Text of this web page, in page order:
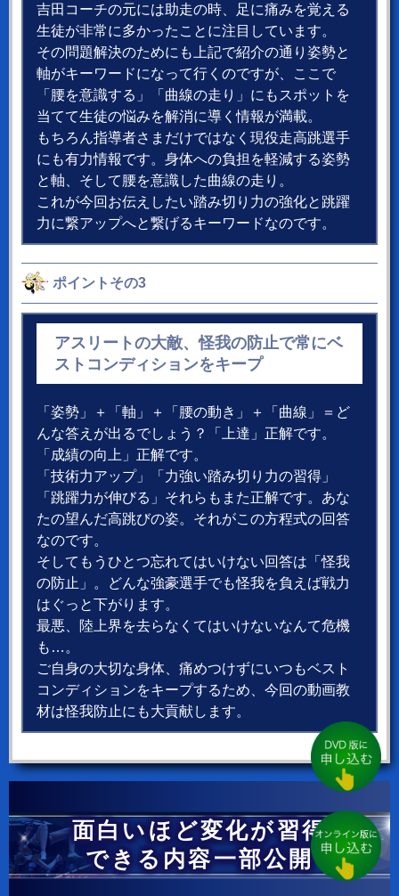
吉田コーチの元には助走の時、足に痛みを覚える
生徒が非常に多かったことに注目しています。
その問題解決のためにも上記で紹介の通り姿勢と
軸がキーワードになって行くのですが、ここで
「腰を意識する」「曲線の走り」にもスポットを
当てて生徒の悩みを解消に導く情報が満載。
もちろん指導者さまだけではなく現役走高跳選手
にも有力情報です。身体への負担を軽減する姿勢
と軸、そして腰を意識した曲線の走り。
これが今回お伝えしたい踏み切り力の強化と跳躍
力に繋アップへと繋げるキーワードなのです。
ポイントその3
アスリートの大敵、怪我の防止で常にベ
ストコンディションをキープ
「姿勢」＋「軸」＋「腰の動き」＋「曲線」＝ど
んな答えが出るでしょう？「上達」正解です。
「成績の向上」正解です。
「技術力アップ」「力強い踏み切り力の習得」
「跳躍力が伸びる」それらもまた正解です。あな
たの望んだ高跳びの姿。それがこの方程式の回答
なのです。
そしてもうひとつ忘れてはいけない回答は「怪我
の防止」。どんな強豪選手でも怪我を負えば戦力
はぐっと下がります。
最悪、陸上界を去らなくてはいけないなんて危機
も…。
ご自身の大切な身体、痛めつけずにいつもベスト
コンディションをキープするため、今回の動画教
材は怪我防止にも大貢献します。
面白いほど変化が習得
できる内容一部公開